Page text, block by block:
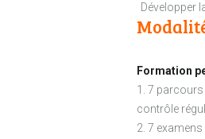
Développer
Formation
1. 7
contrôle
2. 7